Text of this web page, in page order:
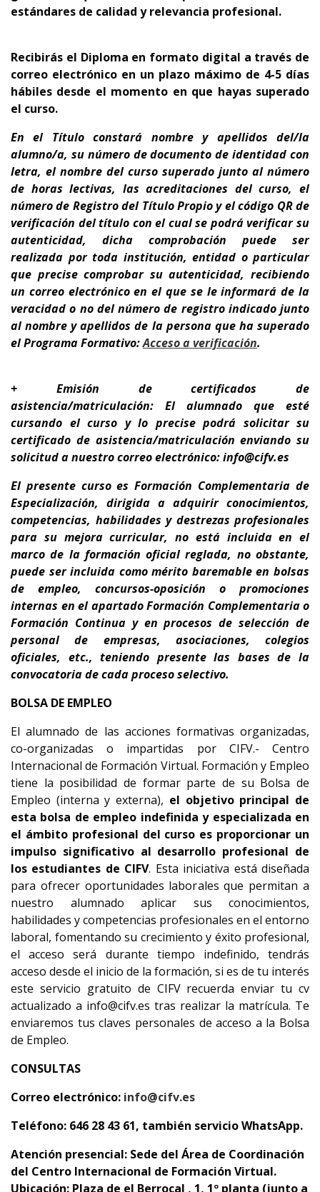
estándares de calidad y relevancia profesional.
Recibirás el Diploma en formato digital a través de
correo electrónico en un plazo máximo de 4-5 días
hábiles desde el momento en que hayas superado
el curso.
En el Títuloconstará nombre y apellidos del/la
alumno/a, su número de documento de identidad con
letra, el nombre del curso superado junto al número
de horas lectivas, las acreditaciones del curso, el
número de Registro del Título Propio y el código QR de
verificación del título con el cual se podrá verificar su
autenticidad, dicha comprobación puede ser
realizada por toda institución, entidad o particular
que precise comprobar su autenticidad, recibiendo
un correo electrónico en el que se le informará de la
veracidad o no del número de registro indicado junto
al nombre y apellidos de la persona que ha superado
el Programa Formativo:Acceso a verificación.
+ Emisión de certificados de
asistencia/matriculación: El alumnado que esté
cursando el curso y lo precise podrá solicitar su
certificado de asistencia/matriculación enviando su
solicitud a nuestro correo electrónico: info@cifv.es
El presente curso esFormación Complementaria de
Especialización, dirigida a adquirir conocimientos,
competencias, habilidades y destrezas profesionales
para sumejora curricular, no está incluida en el
marco de la formación oficial reglada, no obstante,
puede ser incluida como mérito baremable en bolsas
de empleo, concursos-oposición o promociones
internas en el apartado Formación Complementaria o
Formación Continua y en procesos de selección de
personal de empresas, asociaciones, colegios
oficiales, etc., teniendo presentelas bases de la
convocatoria de cada proceso selectivo.
BOLSA DE EMPLEO
El alumnado de las acciones formativas organizadas,
co-organizadas o impartidas por CIFV.- Centro
Internacional de Formación Virtual. Formación y Empleo
tiene la posibilidad de formar parte de su Bolsa de
Empleo (interna y externa), el objetivo principal de
esta bolsa de empleo indefinida y especializada en
el ámbito profesional del curso es proporcionar un
impulso significativo al desarrollo profesional de
los estudiantes de CIFV. Esta iniciativa está diseñada
para ofrecer oportunidades laborales que permitan a
nuestro alumnado aplicar sus conocimientos,
habilidades y competencias profesionales en el entorno
laboral, fomentando su crecimiento y éxito profesional,
el acceso será durante tiempo indefinido, tendrás
acceso desde el inicio de la formación, si es de tu interés
este servicio gratuito de CIFV recuerda enviar tu cv
actualizado a info@cifv.es tras realizar la matrícula. Te
enviaremos tus claves personales de acceso a la Bolsa
de Empleo.
CONSULTAS
Correo electrónico: info@cifv.es
Teléfono: 646 28 43 61, también servicio WhatsApp.
Atención presencial: Sede del Área de Coordinación
del Centro Internacional de Formación Virtual.
Ubicación: Plaza de el Berrocal , 1, 1º planta (junto a